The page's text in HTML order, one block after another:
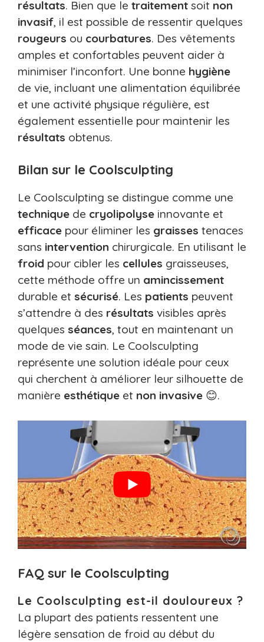
résultats. Bien que le traitement soit non
invasif, il est possible de ressentir quelques
rougeurs ou courbatures. Des vêtements
amples et confortables peuvent aider à
minimiser l’inconfort. Une bonne hygiène
de vie, incluant une alimentation équilibrée
et une activité physique régulière, est
également essentielle pour maintenir les
résultats obtenus.
Bilan sur le Coolsculpting
Le Coolsculpting se distingue comme une
technique de cryolipolyse innovante et
efficace pour éliminer les graisses tenaces
sans intervention chirurgicale. En utilisant le
froid pour cibler les cellules graisseuses,
cette méthode offre un amincissement
durable et sécurisé. Les patients peuvent
s’attendre à des résultats visibles après
quelques séances, tout en maintenant un
mode de vie sain. Le Coolsculpting
représente une solution idéale pour ceux
qui cherchent à améliorer leur silhouette de
manière esthétique et non invasive 😊.
FAQ sur le Coolsculpting
Le Coolsculpting est-il douloureux ?
La plupart des patients ressentent une
légère sensation de froid au début du